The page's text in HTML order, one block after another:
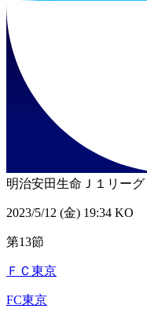
明治安田生命Ｊ１リーグ
2023/5/12 (金) 19:34 KO
第13節
ＦＣ東京
FC東京